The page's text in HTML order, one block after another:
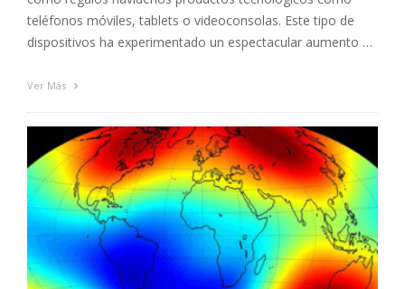
teléfonos móviles, tablets o videoconsolas. Este tipo de
dispositivos ha experimentado un espectacular aumento en
número de ellos. Utilizar estas nuevas tecnologías puede
Ver Más